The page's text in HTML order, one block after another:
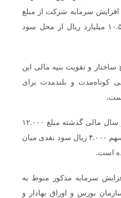
افزایش سرمایه شرکت از مبلغ
۳.۰۰۰ میلیارد ریال به ۱۰.۵۰۰ میلیارد ریال از محل سود
ساختار و تقویت بنیه مالی این
کوتاه‌مدت و بلندمدت برای
شرکت نگین گردشگری در سال مالی گذشته مبلغ ۱۲.۰۰۰
میلیارد ریال و به ازای هر سهم ۴.۰۰۰ ریال سود نقدی میان
است.
سرمایه مذکور منوط به
بورس و اوراق بهادار و